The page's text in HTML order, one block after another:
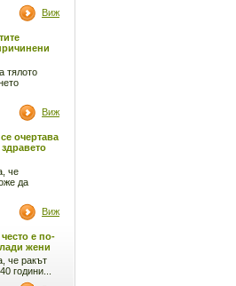
Виж
тялото
Виж
очертава
че
да
Виж
е по-
жени
че ракът
години...